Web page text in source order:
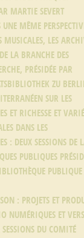
MARTIE SEVERT
MÊME
MUSICALES, LES
LA BRANCHE DES
PRÉSIDÉE PAR
ZU
SUR LES
ET RICHESSE ET
DANS LES
: DEUX SESSIONS DE
PUBLIQUES
PUBLIQUE
: PROJETS ET
NUMÉRIQUES ET
DU COMITÉ